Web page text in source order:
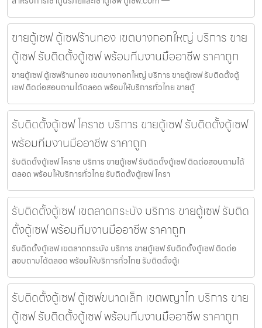
ขายตู้เซฟ ตู้เซฟร้านทอง เขตบางกอกใหญ่ บริการ ขาย
ตู้เซฟ รับติดตั้งตู้เซฟ พร้อมทีมงานมืออาชีพ ราคาถูก
ขายตู้เซฟ ตู้เซฟร้านทอง เขตบางกอกใหญ่ บริการ ขายตู้เซฟ รับติดตั้งตู้
เซฟ ติดต่อสอบถามได้ตลอด พร้อมให้บริการทั่วไทย ขายตู้
รับติดตั้งตู้เซฟ โคราช บริการ ขายตู้เซฟ รับติดตั้งตู้เซฟ
พร้อมทีมงานมืออาชีพ ราคาถูก
รับติดตั้งตู้เซฟ โคราช บริการ ขายตู้เซฟ รับติดตั้งตู้เซฟ ติดต่อสอบถามได้
ตลอด พร้อมให้บริการทั่วไทย รับติดตั้งตู้เซฟ โครา
รับติดตั้งตู้เซฟ เขตลาดกระบัง บริการ ขายตู้เซฟ รับติด
ตั้งตู้เซฟ พร้อมทีมงานมืออาชีพ ราคาถูก
รับติดตั้งตู้เซฟ เขตลาดกระบัง บริการ ขายตู้เซฟ รับติดตั้งตู้เซฟ ติดต่อ
สอบถามได้ตลอด พร้อมให้บริการทั่วไทย รับติดตั้งตู้เ
รับติดตั้งตู้เซฟ ตู้เซฟขนาดเล็ก เขตพญาไท บริการ ขาย
ตู้เซฟ รับติดตั้งตู้เซฟ พร้อมทีมงานมืออาชีพ ราคาถูก